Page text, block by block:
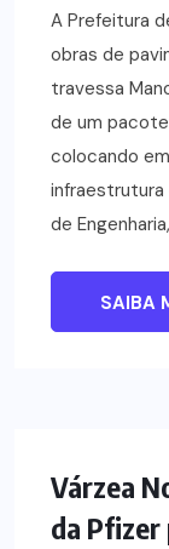
A Prefeitura
obras de
travessa
de um
colocando
infraestrutura
de
SAIBA
Várzea
da Pfizer